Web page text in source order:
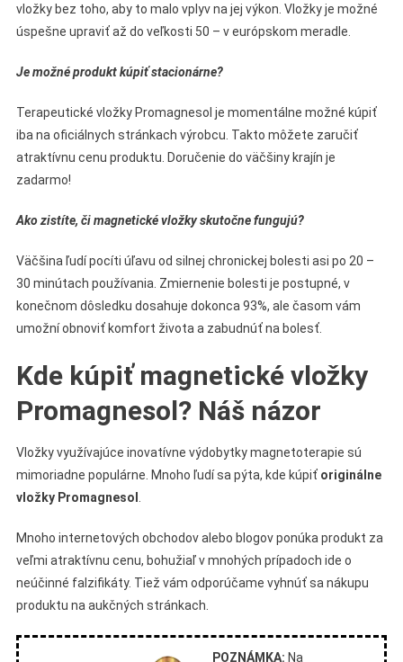
vložky bez toho, aby to malo vplyv na jej výkon. Vložky je možné
úspešne upraviť až do veľkosti 50 – v európskom meradle.
Je možné produkt kúpiť stacionárne?
Terapeutické vložky Promagnesol je momentálne možné kúpiť
iba na oficiálnych stránkach výrobcu. Takto môžete zaručiť
atraktívnu cenu produktu. Doručenie do väčšiny krajín je
zadarmo!
Ako zistíte, či magnetické vložky skutočne fungujú?
Väčšina ľudí pocíti úľavu od silnej chronickej bolesti asi po 20 –
30 minútach používania. Zmiernenie bolesti je postupné, v
konečnom dôsledku dosahuje dokonca 93%, ale časom vám
umožní obnoviť komfort života a zabudnúť na bolesť.
Kde kúpiť magnetické vložky
Promagnesol? Náš názor
Vložky využívajúce inovatívne výdobytky magnetoterapie sú
mimoriadne populárne. Mnoho ľudí sa pýta, kde kúpiť originálne
vložky Promagnesol
Mnoho internetových obchodov alebo blogov ponúka produkt za
veľmi atraktívnu cenu, bohužiaľ v mnohých prípadoch ide o
neúčinné falzifikáty. Tiež vám odporúčame vyhnúť sa nákupu
produktu na aukčných stránkach.
POZNÁMKA: Na